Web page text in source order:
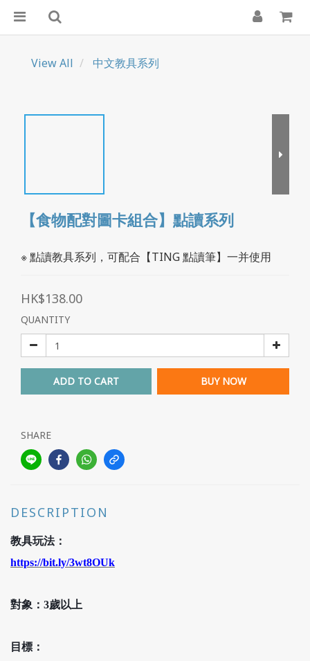
View All 中文教具系列
【食物配對圖卡組合】點讀系列
※ 點讀教具系列，可配合【TING 點讀筆】一并使用
HK$138.00
QUANTITY
ADD TO CART BUY NOW
SHARE
DESCRIPTION
教具玩法：
https://bit.ly/3wt8OUk
對象：3歲以上
目標：